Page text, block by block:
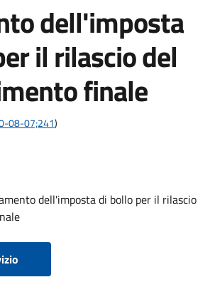
dell'imposta
il rilascio del
finale
08-07;241)
dell'imposta di bollo per il rilascio